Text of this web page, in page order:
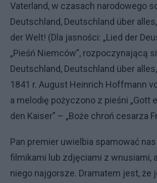
Vaterland, w czasach narodowego
Deutschland, Deutschland über
der Welt! (Dla jasności: „Lied der
„Pieśń Niemców”, rozpoczynającą
Deutschland, Deutschland über
1841 r. August Heinrich Hoffmann
a melodię pożyczono z pieśni „Gott
den Kaiser” – „Boże chroń cesarza
Pan premier uwielbia spamować
filmikami lub zdjęciami z wnusiami,
niego najgorsze. Dramatem jest, że